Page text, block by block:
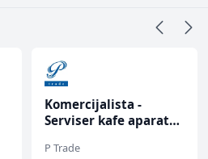
Komercijalista -
Serviser kafe aparata
P Trade